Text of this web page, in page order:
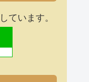
ています。